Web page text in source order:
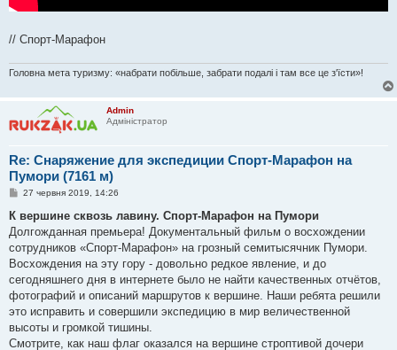
// Спорт-Марафон
Головна мета туризму: «набрати побільше, забрати подалі і там все це з'їсти»!
Admin
Адміністратор
Re: Снаряжение для экспедиции Спорт-Марафон на
Пумори (7161 м)
П
в
д
о
л
е
н
я
27 червня 2019, 14:26
К вершине сквозь лавину. Спорт-Марафон на Пумори
Долгожданная премьера! Документальный фильм о восхождении
сотрудников «Спорт-Марафон» на грозный семитысячник Пумори.
Восхождения на эту гору - довольно редкое явление, и до
сегодняшнего дня в интернете было не найти качественных отчётов,
фотографий и описаний маршрутов к вершине. Наши ребята решили
это исправить и совершили экспедицию в мир величественной
высоты и громкой тишины.
Смотрите, как наш флаг оказался на вершине строптивой дочери